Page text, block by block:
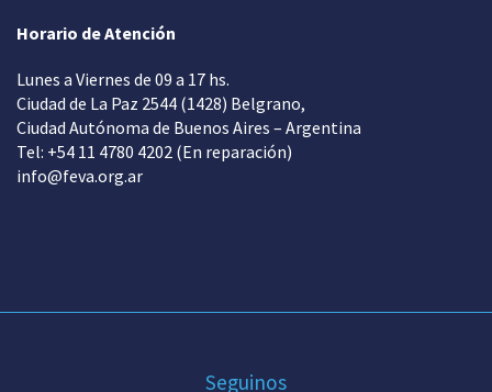
Horario de Atención
Lunes a Viernes de 09 a 17 hs.
Ciudad de La Paz 2544 (1428) Belgrano,
Ciudad Autónoma de Buenos Aires – Argentina
Tel: +54 11 4780 4202 (En reparación)
info@feva.org.ar
Seguinos